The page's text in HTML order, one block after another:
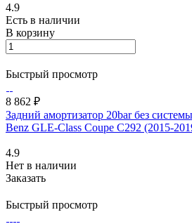
4.9
Есть в наличии
В корзину
Быстрый просмотр
8 862 ₽
Задний амортизатор 20bar без
Benz GLE-Class Coupe C292 (2015-
4.9
Нет в наличии
Заказать
Быстрый просмотр